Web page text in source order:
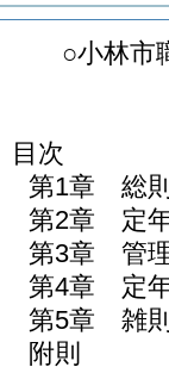
○小林市
目次
第1章
総
第2章
定
第3章
管
第4章
定
第5章
雑
附則